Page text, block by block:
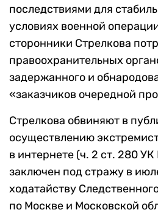
последствиями для
условиях военной
сторонники Стрелкова
правоохранительных
задержанного и
«заказчиков очередной
Стрелкова обвиняют в
осуществлению
в интернете (ч. 2 ст. 280
заключен под стражу в
ходатайству
по Москве и Московской